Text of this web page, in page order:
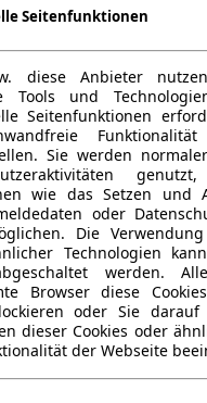
Seitenfunktionen
diese Anbieter
Tools und
Seitenfunktionen
Sie werden
wie das Setzen und
oder
Die
Technologien
werden.
Browser diese
oder Sie darauf
dieser Cookies oder
der Webseite